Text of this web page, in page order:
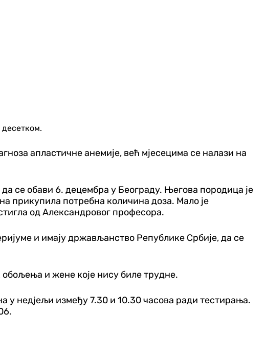
апластичне анемије, већ мјесецима се налази на
се обави 6. децембра у Београду. Његова породица је
прикупила потребна количина доза. Мало је
од Александровог професора.
и имају држављанство Републике Србије, да се
и жене које нису биле трудне.
у недјељи између 7.30 и 10.30 часова ради тестирања.